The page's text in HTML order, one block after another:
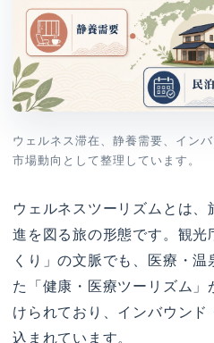
ウェルネス滞在、静養需要、イン
市場動向として整理しています。
ウェルネスツーリズムとは
進を図る旅の形態です。観
くり」の文脈でも、医療・
た「健康・医療ツーリズム
けられており、インバウン
込まれています。